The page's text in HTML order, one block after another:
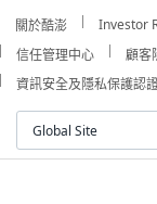
關於酷澎 Investor
信任管理中心
顧客
資訊安全及隱私保護認
Global Site